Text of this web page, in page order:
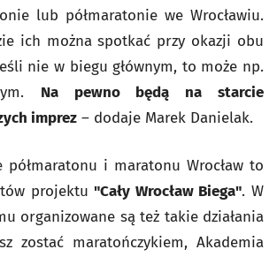
lub półmaratonie we Wrocławiu.
ich można spotkać przy okazji obu
nie w biegu głównym, to może np.
Na pewno będą na starcie
imprez – dodaje Marek Danielak.
półmaratonu i maratonu Wrocław to
projektu"Cały Wrocław Biega". W
organizowane są też takie działania
zostać maratończykiem, Akademia